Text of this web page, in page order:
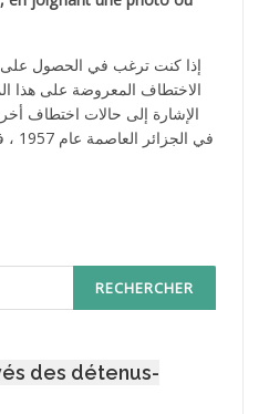
إذا كنت ترغب في الحصول
الاختطاف المعروضة على هذا
الإشارة إلى حالات اختطاف
في
des détenus-